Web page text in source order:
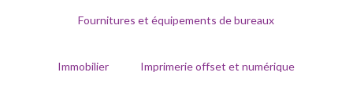
Fournitures et équipements de bureaux
Immobilier Imprimerie offset et numérique